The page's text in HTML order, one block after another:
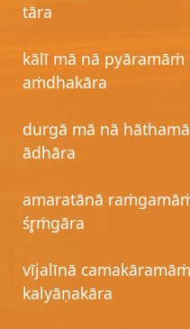
tāra
kālī mā nā
aṁdhakāra
durgā mā nā
ādhāra
amaratānā
śr̥ṁgāra
vījalīnā
kalyāṇakāra